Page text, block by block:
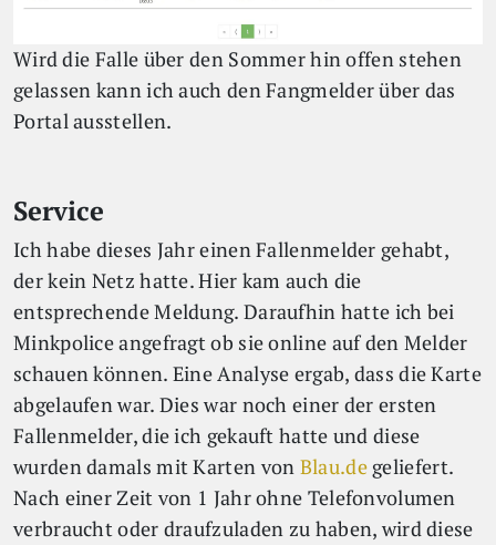
Wird die Falle über den Sommer hin offen stehen
gelassen kann ich auch den Fangmelder über das
Portal ausstellen.
Service
Ich habe dieses Jahr einen Fallenmelder gehabt,
der kein Netz hatte. Hier kam auch die
entsprechende Meldung. Daraufhin hatte ich bei
Minkpolice angefragt ob sie online auf den Melder
schauen können. Eine Analyse ergab, dass die Karte
abgelaufen war. Dies war noch einer der ersten
Fallenmelder, die ich gekauft hatte und diese
wurden damals mit Karten von Blau.degeliefert.
Nach einer Zeit von 1 Jahr ohne Telefonvolumen
verbraucht oder draufzuladen zu haben, wird diese